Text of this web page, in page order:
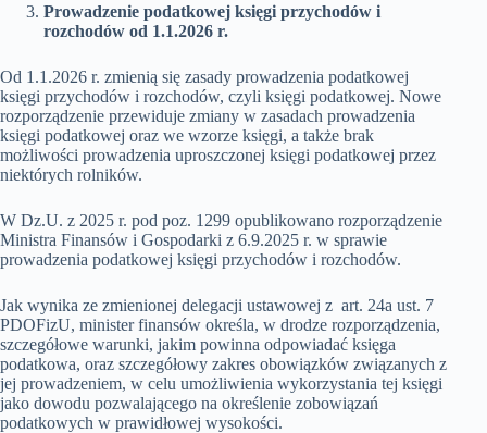
Prowadzenie podatkowej księgi przychodów i
rozchodów od 1.1.2026 r.
Od 1.1.2026 r. zmienią się zasady prowadzenia podatkowej
księgi przychodów i rozchodów, czyli księgi podatkowej. Nowe
rozporządzenie przewiduje zmiany w zasadach prowadzenia
księgi podatkowej oraz we wzorze księgi, a także brak
możliwości prowadzenia uproszczonej księgi podatkowej przez
niektórych rolników.
W Dz.U. z 2025 r. pod poz. 1299 opublikowano rozporządzenie
Ministra Finansów i Gospodarki z 6.9.2025 r. w sprawie
prowadzenia podatkowej księgi przychodów i rozchodów.
Jak wynika ze zmienionej delegacji ustawowej z art. 24a ust. 7
PDOFizU, minister finansów określa, w drodze rozporządzenia,
szczegółowe warunki, jakim powinna odpowiadać księga
podatkowa, oraz szczegółowy zakres obowiązków związanych z
jej prowadzeniem, w celu umożliwienia wykorzystania tej księgi
jako dowodu pozwalającego na określenie zobowiązań
podatkowych w prawidłowej wysokości.